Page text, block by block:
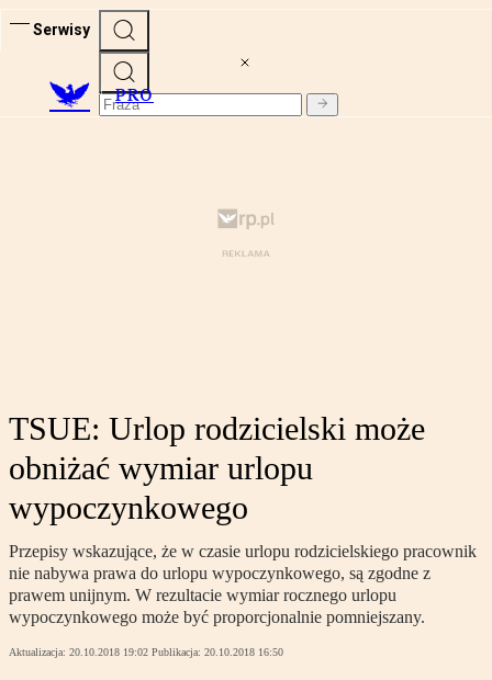
Serwisy
PRO
TSUE: Urlop rodzicielski może
obniżać wymiar urlopu
wypoczynkowego
Przepisy wskazujące, że w czasie urlopu rodzicielskiego pracownik
nie nabywa prawa do urlopu wypoczynkowego, są zgodne z
prawem unijnym. W rezultacie wymiar rocznego urlopu
wypoczynkowego może być proporcjonalnie pomniejszany.
Aktualizacja: 20.10.2018 19:02 Publikacja: 20.10.2018 16:50